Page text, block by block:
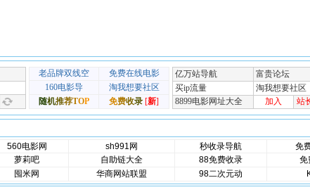
560电影网 sh991网 秒收录导航
免
萝莉吧 自助链大全 88免费收录
免
囤米网 华商网站联盟 98二次元动